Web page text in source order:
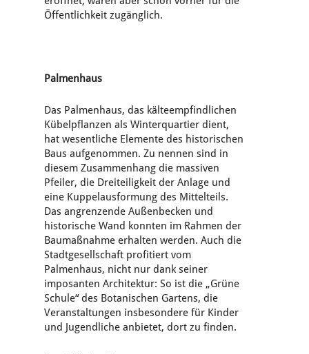
Öffentlichkeit zugänglich.
Palmenhaus
Das Palmenhaus, das kälteempfindlichen
Kübelpflanzen als Winterquartier dient,
hat wesentliche Elemente des historischen
Baus aufgenommen. Zu nennen sind in
diesem Zusammenhang die massiven
Pfeiler, die Dreiteiligkeit der Anlage und
eine Kuppelausformung des Mittelteils.
Das angrenzende Außenbecken und
historische Wand konnten im Rahmen der
Baumaßnahme erhalten werden. Auch die
Stadtgesellschaft profitiert vom
Palmenhaus, nicht nur dank seiner
imposanten Architektur: So ist die „Grüne
Schule“ des Botanischen Gartens, die
Veranstaltungen insbesondere für Kinder
und Jugendliche anbietet, dort zu finden.